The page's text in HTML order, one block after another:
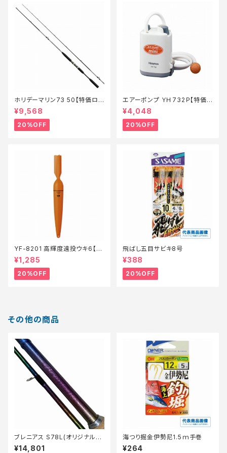
ホリデーマリン73 50【特価ロッ
ド】【20】
¥9,568
20%OFF
エアーポンプ ＹＨ732Ｐ【特価
装備】【20】
¥4,048
20%OFF
YF-8201 高輝度遠投ウキ6【特
価仕掛】【20】
¥1,285
20%OFF
飛ばし五目サビキ8号
¥388
20%OFF
その他の商品
ブレニアス S78L(オリジナル塗
装)
¥14,801
海つり掘金伊勢尼1.5ｍ手巻
¥264